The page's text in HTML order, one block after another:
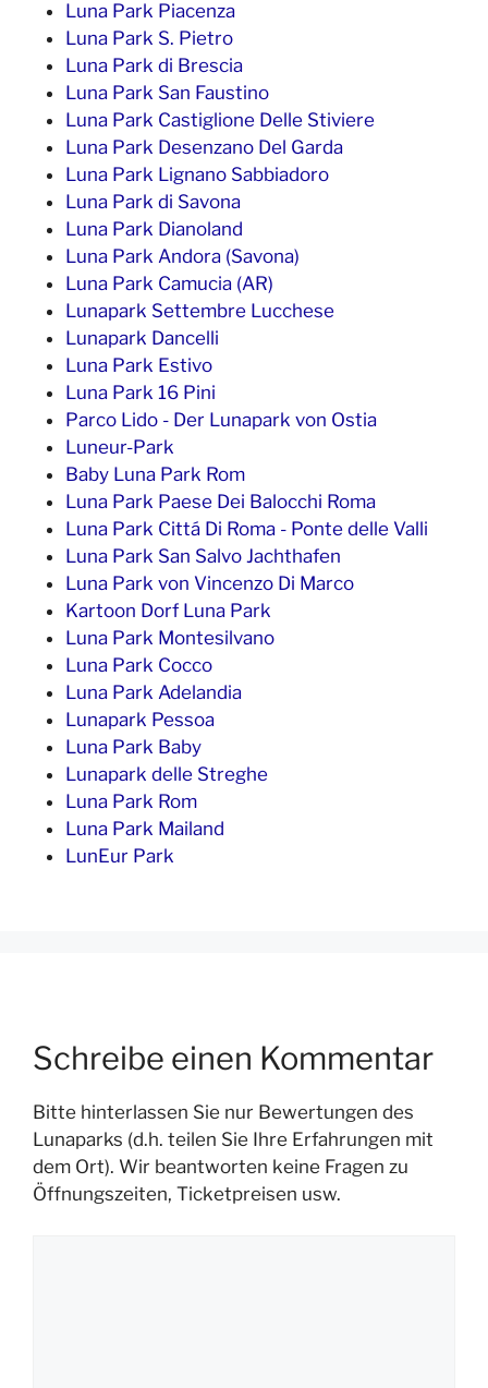
Luna Park Piacenza
Luna Park S. Pietro
Luna Park di Brescia
Luna Park San Faustino
Luna Park Castiglione Delle Stiviere
Luna Park Desenzano Del Garda
Luna Park Lignano Sabbiadoro
Luna Park di Savona
Luna Park Dianoland
Luna Park Andora (Savona)
Luna Park Camucia (AR)
Lunapark Settembre Lucchese
Lunapark Dancelli
Luna Park Estivo
Luna Park 16 Pini
Parco Lido - Der Lunapark von Ostia
Luneur-Park
Baby Luna Park Rom
Luna Park Paese Dei Balocchi Roma
Luna Park Cittá Di Roma - Ponte delle Valli
Luna Park San Salvo Jachthafen
Luna Park von Vincenzo Di Marco
Kartoon Dorf Luna Park
Luna Park Montesilvano
Luna Park Cocco
Luna Park Adelandia
Lunapark Pessoa
Luna Park Baby
Lunapark delle Streghe
Luna Park Rom
Luna Park Mailand
LunEur Park
Schreibe einen Kommentar
Bitte hinterlassen Sie nur Bewertungen des
Lunaparks (d.h. teilen Sie Ihre Erfahrungen mit
dem Ort). Wir beantworten keine Fragen zu
Öffnungszeiten, Ticketpreisen usw.